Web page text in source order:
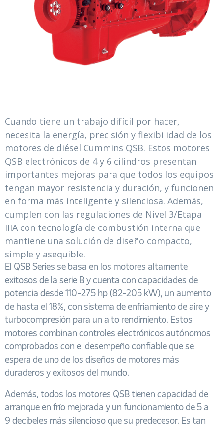
Cuando tiene un trabajo difícil por hacer,
necesita la energía, precisión y flexibilidad de los
motores de diésel Cummins QSB. Estos motores
QSB electrónicos de 4 y 6 cilindros presentan
importantes mejoras para que todos los equipos
tengan mayor resistencia y duración, y funcionen
en forma más inteligente y silenciosa. Además,
cumplen con las regulaciones de Nivel 3/Etapa
IIIA con tecnología de combustión interna que
mantiene una solución de diseño compacto,
simple y asequible.
El QSB Series se basa en los motores altamente
exitosos de la serie B y cuenta con capacidades de
potencia desde 110-275 hp (82-205 kW), un aumento
de hasta el 18%, con sistema de enfriamiento de aire y
turbocompresión para un alto rendimiento. Estos
motores combinan controles electrónicos autónomos
comprobados con el desempeño confiable que se
espera de uno de los diseños de motores más
duraderos y exitosos del mundo.
Además, todos los motores QSB tienen capacidad de
arranque en frío mejorada y un funcionamiento de 5 a
9 decibeles más silencioso que su predecesor. Es tan